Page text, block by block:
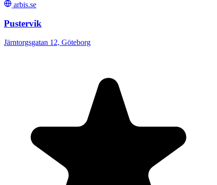
arbis.se
Pustervik
Järntorgsgatan 12, Göteborg